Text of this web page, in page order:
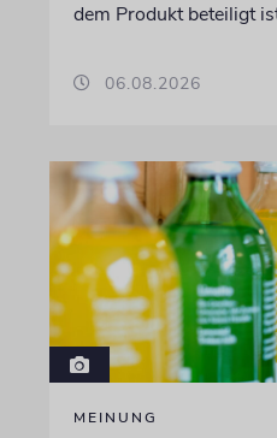
dem Produkt beteiligt
06.08.2026
MEINUNG